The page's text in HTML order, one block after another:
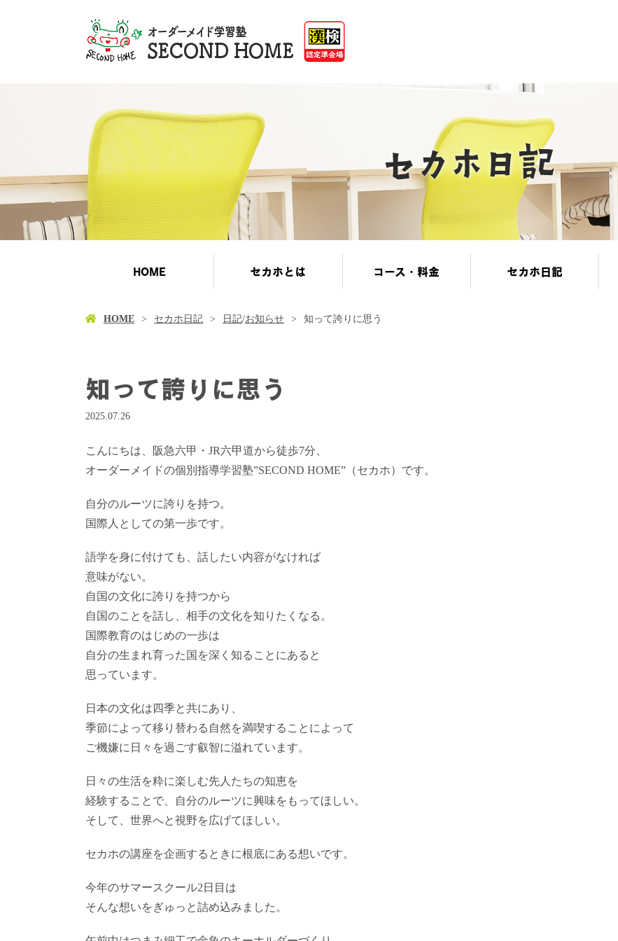
HOME セカホとは コース・料金 セカホ日記
HOME セカホ日記 日記/お知らせ 知って誇りに思う
知って誇りに思う
2025.07.26
こんにちは、阪急六甲・JR六甲道から徒歩7分、
オーダーメイドの個別指導学習塾”SECOND HOME”（セカホ）です。
自分のルーツに誇りを持つ。
国際人としての第一歩です。
語学を身に付けても、話したい内容がなければ
意味がない。
自国の文化に誇りを持つから
自国のことを話し、相手の文化を知りたくなる。
国際教育のはじめの一歩は
自分の生まれ育った国を深く知ることにあると
思っています。
日本の文化は四季と共にあり、
季節によって移り替わる自然を満喫することによって
ご機嫌に日々を過ごす叡智に溢れています。
日々の生活を粋に楽しむ先人たちの知恵を
経験することで、自分のルーツに興味をもってほしい。
そして、世界へと視野を広げてほしい。
セカホの講座を企画するときに根底にある想いです。
今年のサマースクール2日目は
そんな想いをぎゅっと詰め込みました。